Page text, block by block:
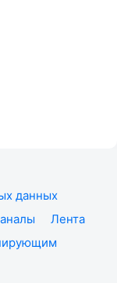
данных
Лента